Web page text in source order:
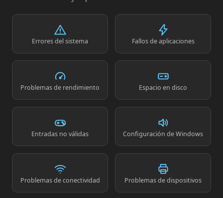
Errores del sistema Fallos de aplicaciones
Problemas de rendimiento Espacio en disco
Entradas no válidas Configuración de Windows
Problemas de conectividad Problemas de dispositivos